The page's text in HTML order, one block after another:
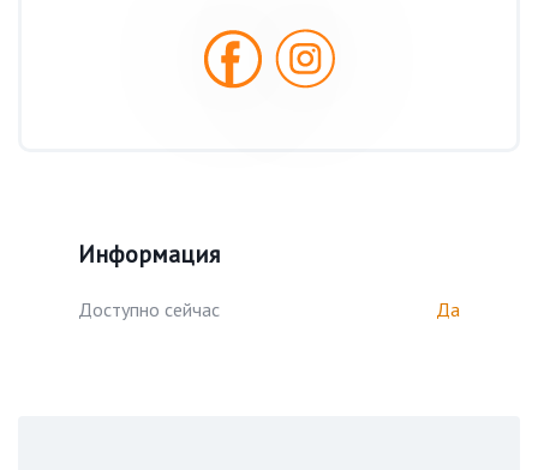
Информация
Доступно сейчас Да